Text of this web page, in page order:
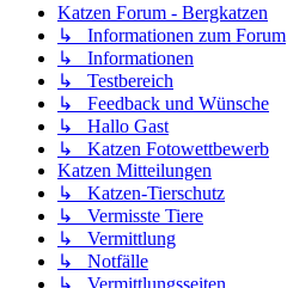
Katzen Forum - Bergkatzen
↳ Informationen zum Forum
↳ Informationen
↳ Testbereich
↳ Feedback und Wünsche
↳ Hallo Gast
↳ Katzen Fotowettbewerb
Katzen Mitteilungen
↳ Katzen-Tierschutz
↳ Vermisste Tiere
↳ Vermittlung
↳ Notfälle
↳ Vermittlungsseiten